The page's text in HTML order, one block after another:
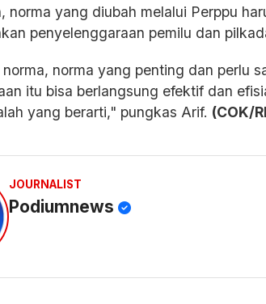
norma yang diubah melalui Perppu
penyelenggaraan pemilu dan
norma yang penting dan perlu
itu bisa berlangsung efektif dan
yang berarti," pungkas Arif. (COK/
JOURNALIST
Podiumnews